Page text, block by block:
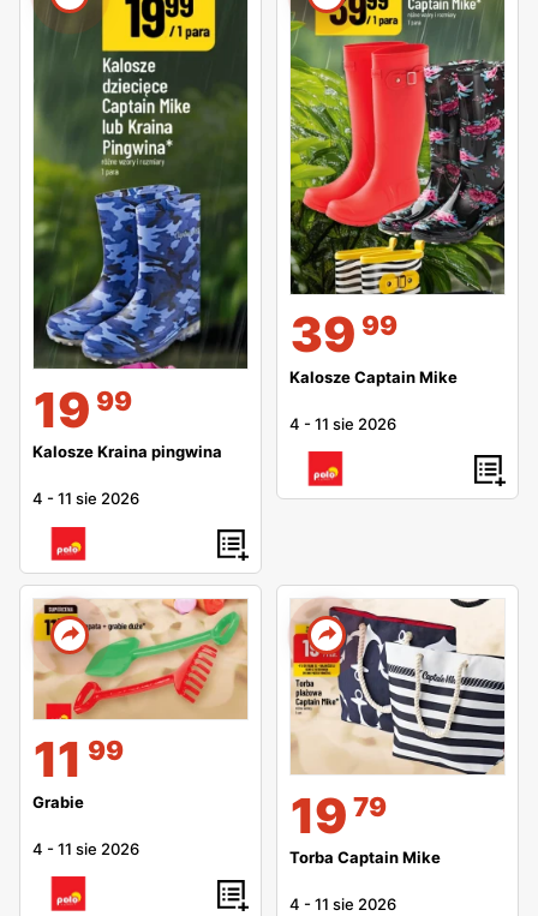
19 99
Kalosze Kraina pingwina
4 -11 sie 2026
39 99
Kalosze Captain Mike
4 -11 sie 2026
11 99
Grabie
4 -11 sie 2026
19 79
Torba Captain Mike
4 -11 sie 2026